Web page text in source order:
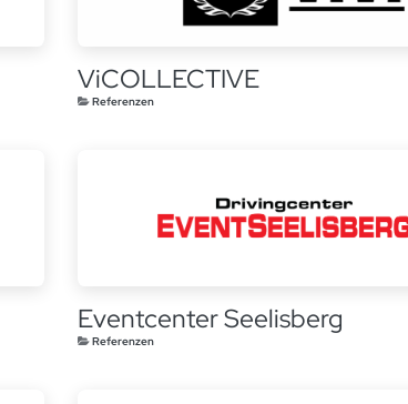
ViCOLLECTIVE
Referenzen
Eventcenter Seelisberg
Referenzen